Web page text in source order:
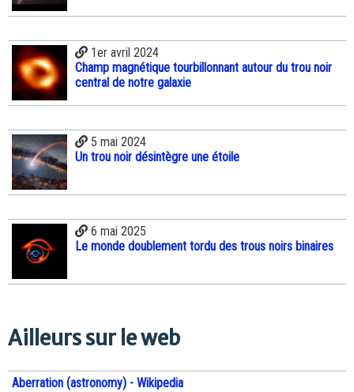
1er avril 2024
Champ magnétique tourbillonnant autour du trou noir
central de notre galaxie
5 mai 2024
Un trou noir désintègre une étoile
6 mai 2025
Le monde doublement tordu des trous noirs binaires
Ailleurs sur le web
Aberration (astronomy) - Wikipedia